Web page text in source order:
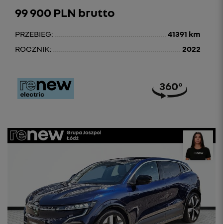
99 900 PLN brutto
PRZEBIEG:
41391 km
ROCZNIK:
2022